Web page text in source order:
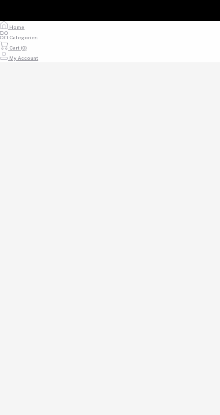
Home
Categories
Cart (0)
My Account